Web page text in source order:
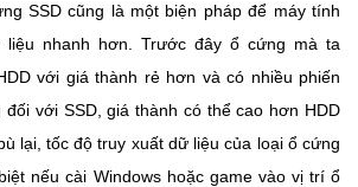
SSD cũng là một biện pháp để máy tính
nhanh hơn. Trước đây ổ cứng mà ta
với giá thành rẻ hơn và có nhiều phiến
với SSD, giá thành có thể cao hơn HDD
lại, tốc độ truy xuất dữ liệu của loại ổ cứng
nếu cài Windows hoặc game vào vị trí ổ